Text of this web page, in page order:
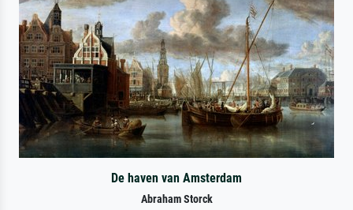
De haven van Amsterdam
Abraham Storck